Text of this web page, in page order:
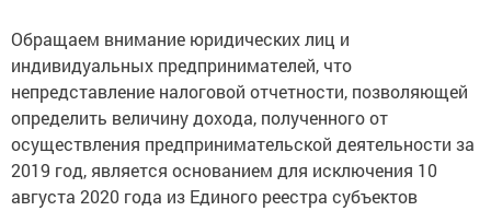
Обращаем внимание юридических лиц и
индивидуальных предпринимателей, что
непредставление налоговой отчетности, позволяющей
определить величину дохода, полученного от
осуществления предпринимательской деятельности за
2019 год, является основанием для исключения 10
августа 2020 года из Единого реестра субъектов